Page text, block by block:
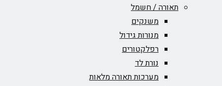
תאורה / חשמל
משנקים
מנורות גידול
רפלקטורים
נורת לד
מערכות תאורה מלאות